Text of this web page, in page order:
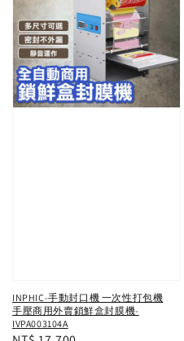
INPHIC-手動封口機 一次性打包機
手壓商用外賣鎖鮮盒封膜機-
IVPA003104A